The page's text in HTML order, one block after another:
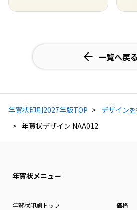
一覧へ戻る
年賀状印刷2027年版TOP
デザイン
年賀状デザイン NAA012
年賀状メニュー
年賀状印刷トップ 価格